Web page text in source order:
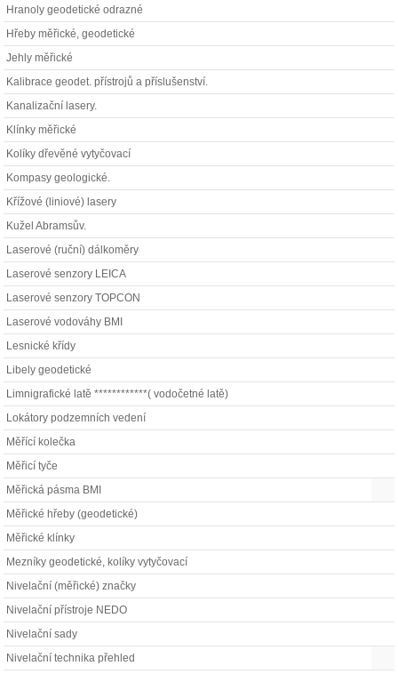
Hranoly geodetické odrazné
Hřeby měřické, geodetické
Jehly měřické
Kalibrace geodet. přístrojů a příslušenství.
Kanalizační lasery.
Klínky měřické
Kolíky dřevěné vytyčovací
Kompasy geologické.
Křížové (liniové) lasery
Kužel Abramsův.
Laserové (ruční) dálkoměry
Laserové senzory LEICA
Laserové senzory TOPCON
Laserové vodováhy BMI
Lesnické křídy
Libely geodetické
Limnigrafické latě ************( vodočetné latě)
Lokátory podzemních vedení
Měřící kolečka
Měřicí tyče
Měřická pásma BMI
Měřické hřeby (geodetické)
Měřické klínky
Mezníky geodetické, kolíky vytyčovací
Nivelační (měřické) značky
Nivelační přístroje NEDO
Nivelační sady
Nivelační technika přehled